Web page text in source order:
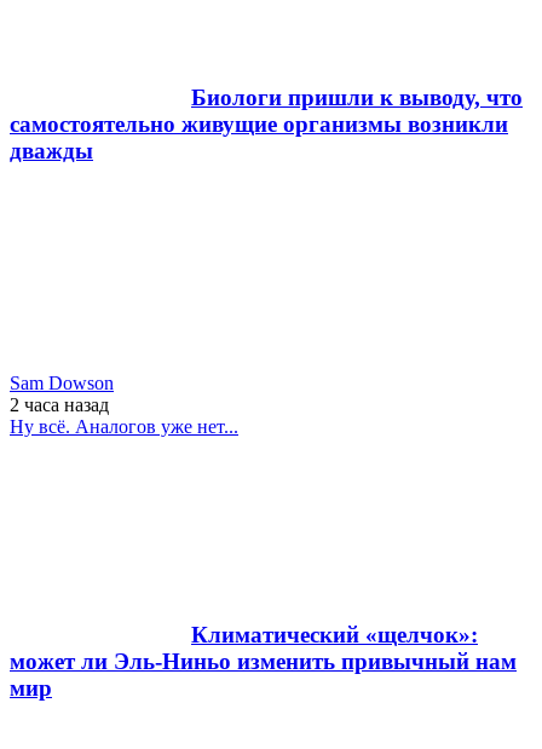
Биологи пришли к выводу, что
самостоятельно живущие организмы возникли
дважды
Sam Dowson
2 часа назад
Ну всё. Аналогов уже нет...
Климатический «щелчок»:
может ли Эль-Ниньо изменить привычный нам
мир